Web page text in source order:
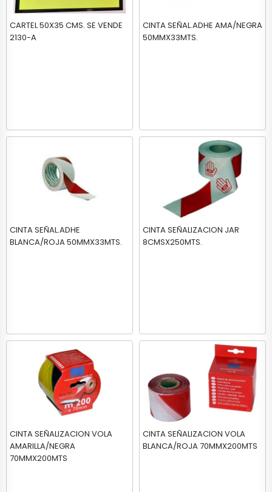
CARTEL 50X35 CMS. SE VENDE
2130-A
CINTA SEÑAL.ADHE AMA/NEGRA
50MMX33MTS.
CINTA SEÑAL.ADHE
BLANCA/ROJA 50MMX33MTS.
CINTA SEÑALIZACION JAR
8CMSX250MTS.
CINTA SEÑALIZACION VOLA
AMARILLA/NEGRA
70MMX200MTS
CINTA SEÑALIZACION VOLA
BLANCA/ROJA 70MMX200MTS